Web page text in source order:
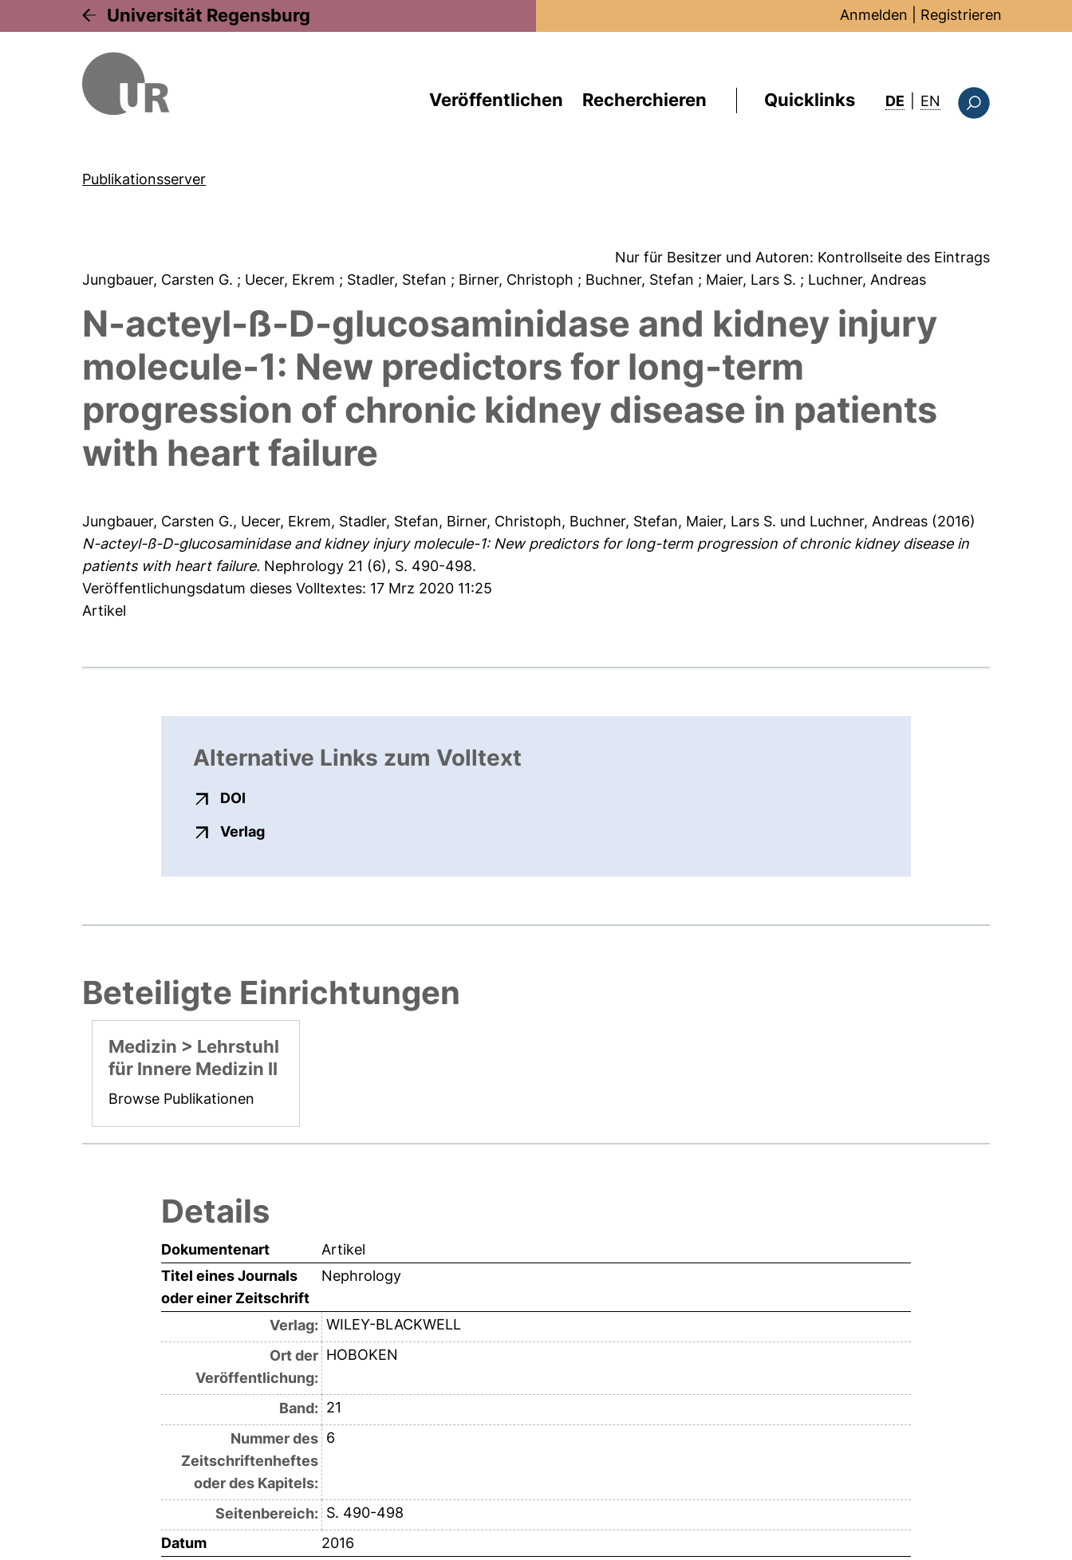
Universität Regensburg Anmelden Registrieren
Veröffentlichen Recherchieren Quicklinks DE EN : this page in
Publikationsserver
Nur für Besitzer und Autoren: Kontrollseite des Eintrags
Jungbauer, Carsten G. ; Uecer, Ekrem ; Stadler, Stefan ; Birner, Christoph ; Buchner, Stefan ; Maier, Lars S. ; Luchner, Andreas
N-acteyl-ß-D-glucosaminidase and kidney injury
molecule-1: New predictors for long-term
progression of chronic kidney disease in patients
with heart failure
Jungbauer, Carsten G., Uecer, Ekrem, Stadler, Stefan, Birner, Christoph, Buchner, Stefan, Maier, Lars S. und Luchner, Andreas (2016)
N-acteyl-ß-D-glucosaminidase and kidney injury molecule-1: New predictors for long-term progression of chronic kidney disease in
patients with heart failure. Nephrology 21 (6), S. 490-498.
Veröffentlichungsdatum dieses Volltextes: 17 Mrz 2020 11:25
Artikel
Alternative Links zum Volltext
DOI
Verlagexterner Link, öffnet neues Fenster
Beteiligte Einrichtungen
Medizin > Lehrstuhl
für Innere Medizin II
Browse Publikationen
Details
Dokumentenart
Artikel
Titel eines Journals
oder einer Zeitschrift
Nephrology
Verlag: WILEY-BLACKWELL
Ort der
Veröffentlichung:
HOBOKEN
Band: 21
Nummer des
Zeitschriftenheftes
oder des Kapitels:
6
Seitenbereich: S. 490-498
Datum
2016